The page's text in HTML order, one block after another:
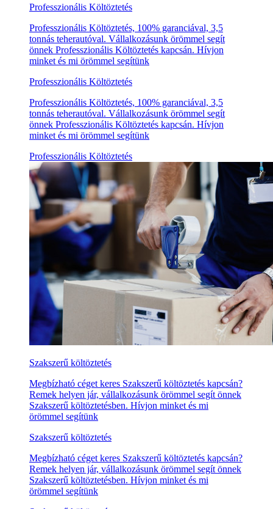
Professzionális Költöztetés
Professzionális Költöztetés, 100% garanciával, 3,5
tonnás teherautóval. Vállalkozásunk örömmel segít
önnek Professzionális Költöztetés kapcsán. Hívjon
minket és mi örömmel segítünk
Professzionális Költöztetés
Professzionális Költöztetés, 100% garanciával, 3,5
tonnás teherautóval. Vállalkozásunk örömmel segít
önnek Professzionális Költöztetés kapcsán. Hívjon
minket és mi örömmel segítünk
Professzionális Költöztetés
Szakszerű költöztetés
Megbízható céget keres Szakszerű költöztetés kapcsán?
Remek helyen jár, vállalkozásunk örömmel segít önnek
Szakszerű költöztetésben. Hívjon minket és mi
örömmel segítünk
Szakszerű költöztetés
Megbízható céget keres Szakszerű költöztetés kapcsán?
Remek helyen jár, vállalkozásunk örömmel segít önnek
Szakszerű költöztetésben. Hívjon minket és mi
örömmel segítünk